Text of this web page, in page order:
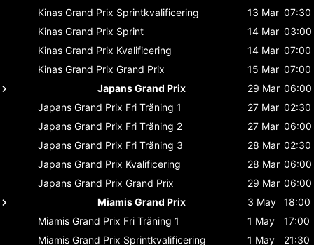
Kinas Grand Prix Sprintkvalificering 13 Mar 07:30
Kinas Grand Prix Sprint 14 Mar 03:00
Kinas Grand Prix Kvalificering 14 Mar 07:00
Kinas Grand Prix Grand Prix 15 Mar 07:00
Japans Grand Prix
29 Mar 06:00
Japans Grand Prix Fri Träning 1 27 Mar 02:30
Japans Grand Prix Fri Träning 2 27 Mar 06:00
Japans Grand Prix Fri Träning 3 28 Mar 02:30
Japans Grand Prix Kvalificering 28 Mar 06:00
Japans Grand Prix Grand Prix 29 Mar 06:00
Miamis Grand Prix
3 May
18:00
Miamis Grand Prix Fri Träning 1 1 May
17:00
Miamis Grand Prix Sprintkvalificering 1 May
21:30